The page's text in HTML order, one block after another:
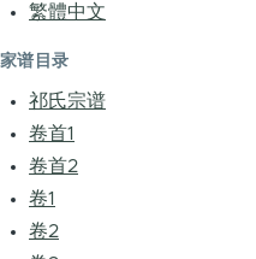
繁體中文
家谱目录
祁氏宗谱
卷首1
卷首2
卷1
卷2